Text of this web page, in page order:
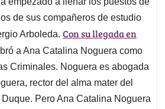
l
a
d
s
de sus compañeros de estudio
Arboleda. Con su llegada en
a Ana Catalina Noguera como
Criminales. Noguera es abogada
rector del alma mater del
Pero Ana Catalina Noguera